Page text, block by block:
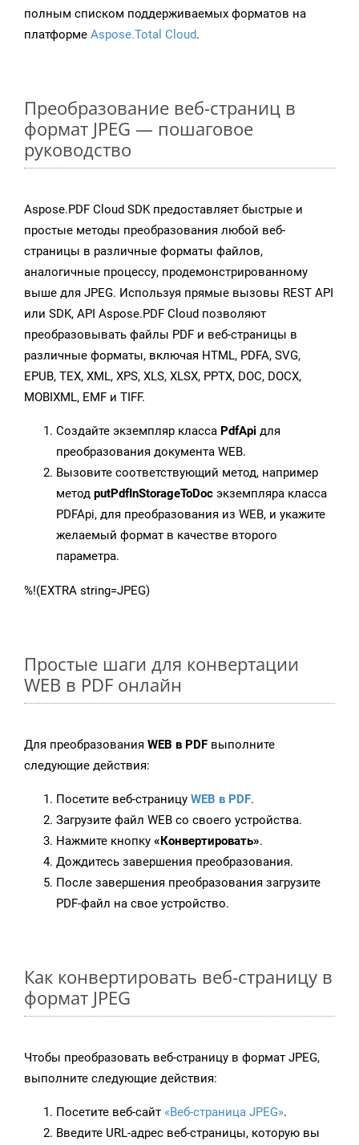
полным списком поддерживаемых форматов на
платформе Aspose.Total Cloud.
Преобразование веб-страниц в
формат JPEG — пошаговое
руководство
Aspose.PDF Cloud SDK предоставляет быстрые и
простые методы преобразования любой веб-
страницы в различные форматы файлов,
аналогичные процессу, продемонстрированному
выше для JPEG. Используя прямые вызовы REST API
или SDK, API Aspose.PDF Cloud позволяют
преобразовывать файлы PDF и веб-страницы в
различные форматы, включая HTML, PDFA, SVG,
EPUB, TEX, XML, XPS, XLS, XLSX, PPTX, DOC, DOCX,
MOBIXML, EMF и TIFF.
Создайте экземпляр класса PdfApi для
преобразования документа WEB.
Вызовите соответствующий метод, например
метод putPdfInStorageToDoc экземпляра класса
PDFApi, для преобразования из WEB, и укажите
желаемый формат в качестве второго
параметра.
%!(EXTRA string=JPEG)
Простые шаги для конвертации
WEB в PDF онлайн
Для преобразования WEB в PDF выполните
следующие действия:
Посетите веб-страницу WEB в PDF.
Загрузите файл WEB со своего устройства.
Нажмите кнопку «Конвертировать».
Дождитесь завершения преобразования.
После завершения преобразования загрузите
PDF-файл на свое устройство.
Как конвертировать веб-страницу в
формат JPEG
Чтобы преобразовать веб-страницу в формат JPEG,
выполните следующие действия:
Посетите веб-сайт «Веб-страница JPEG».
Введите URL-адрес веб-страницы, которую вы